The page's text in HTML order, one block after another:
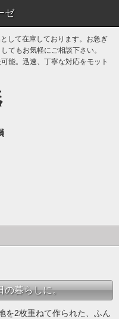
ゼ
して在庫しております。お急ぎ
てもお気軽にご相談下さい。
能。迅速、丁寧な対応をモット
の暮らしに。
を2枚重ねて作られた、ふん